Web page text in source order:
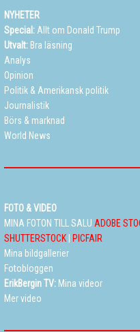
NYHETER
Special:Allt om Donald Trump
Utvalt: Bra läsning
Analys
Opinion
Politik &Amerikansk politik
Journalistik
Börs & marknad
World News
FOTO & VIDEO
MINA FOTON TILL SALU ADOBE
SHUTTERSTOCK
PICFAIR
Mina bildgallerier
Fotobloggen
ErikBergin TV: Mina videor
Mer video